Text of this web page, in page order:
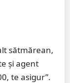
sătmărean,
și agent
te asigur”.